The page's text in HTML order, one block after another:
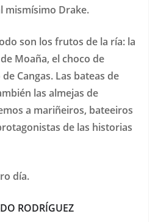
mismísimo Drake.
son los frutos de la ría: la
Moaña, el choco de
Cangas. Las bateas de
las almejas de
a mariñeiros, bateeiros
de las historias
día.
RODRÍGUEZ